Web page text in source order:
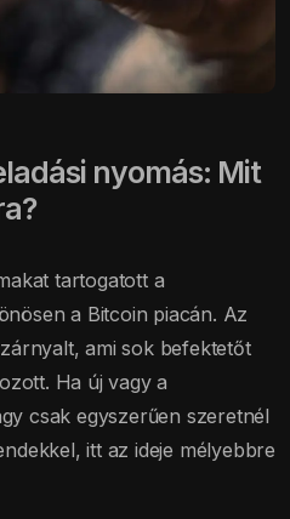
nyomás: Mit
tartogatott a
a Bitcoin piacán. Az
ami sok befektetőt
Ha új vagy a
csak egyszerűen szeretnél
itt az ideje mélyebbre